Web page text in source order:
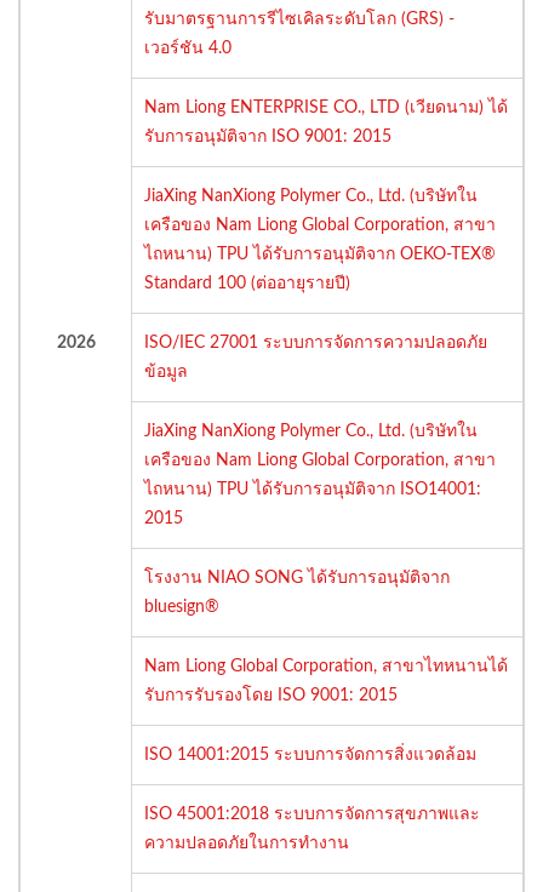
2026
รับมาตรฐานการรีไซเคิลระดับโลก (GRS) -
เวอร์ชัน 4.0
Nam Liong ENTERPRISE CO., LTD (เวียดนาม) ได้
รับการอนุมัติจาก ISO 9001: 2015
JiaXing NanXiong Polymer Co., Ltd. (บริษัทใน
เครือของ Nam Liong Global Corporation, สาขา
ไถหนาน) TPU ได้รับการอนุมัติจาก OEKO-TEX®
Standard 100 (ต่ออายุรายปี)
ISO/IEC 27001 ระบบการจัดการความปลอดภัย
ข้อมูล
JiaXing NanXiong Polymer Co., Ltd. (บริษัทใน
เครือของ Nam Liong Global Corporation, สาขา
ไถหนาน) TPU ได้รับการอนุมัติจาก ISO14001:
2015
โรงงาน NIAO SONG ได้รับการอนุมัติจาก
bluesign®
Nam Liong Global Corporation, สาขาไทหนานได้
รับการรับรองโดย ISO 9001: 2015
ISO 14001:2015 ระบบการจัดการสิ่งแวดล้อม
ISO 45001:2018 ระบบการจัดการสุขภาพและ
ความปลอดภัยในการทำงาน